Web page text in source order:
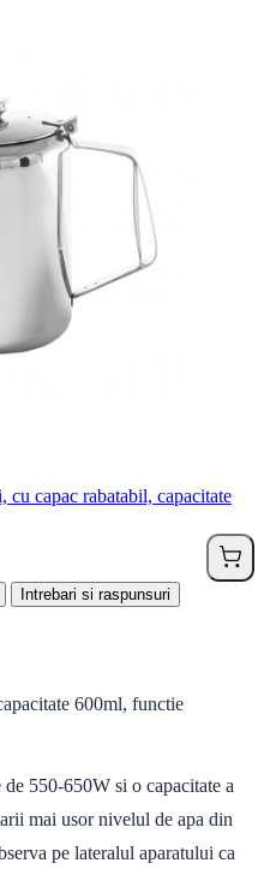
capac rabatabil, capacitate
Intrebari si raspunsuri
600ml, functie
550-650W si o capacitate a
mai usor nivelul de apa din
pe lateralul aparatului ca